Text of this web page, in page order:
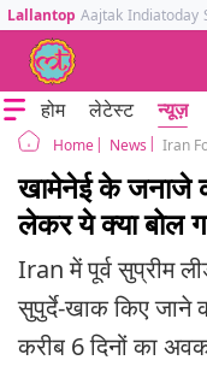
Lallantop Aajtak Indiatoday
होम लेटेस्ट न्यूज़
Home News
खामेनेई के जनाजे
लेकर ये क्या बोल
Iran में पूर्व सुप्रीम
सुपुर्दे-खाक किए जाने
करीब 6 दिनों का